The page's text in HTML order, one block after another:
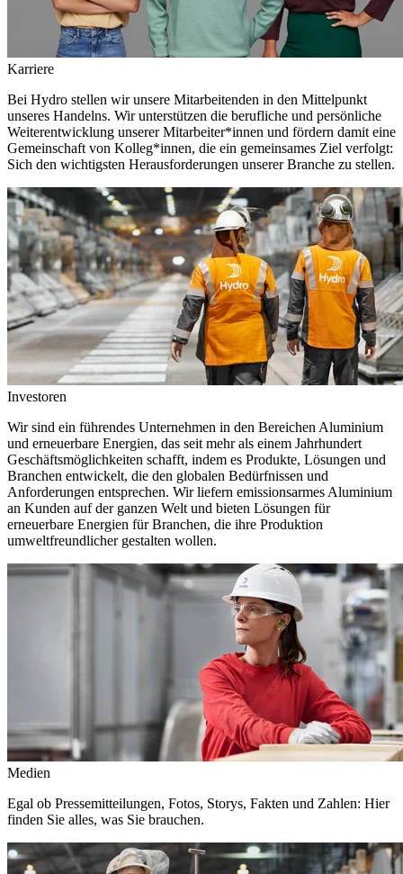
Karriere
Bei Hydro stellen wir unsere Mitarbeitenden in den Mittelpunkt
unseres Handelns. Wir unterstützen die berufliche und persönliche
Weiterentwicklung unserer Mitarbeiter*innen und fördern damit eine
Gemeinschaft von Kolleg*innen, die ein gemeinsames Ziel verfolgt:
Sich den wichtigsten Herausforderungen unserer Branche zu stellen.
Investoren
Wir sind ein führendes Unternehmen in den Bereichen Aluminium
und erneuerbare Energien, das seit mehr als einem Jahrhundert
Geschäftsmöglichkeiten schafft, indem es Produkte, Lösungen und
Branchen entwickelt, die den globalen Bedürfnissen und
Anforderungen entsprechen. Wir liefern emissionsarmes Aluminium
an Kunden auf der ganzen Welt und bieten Lösungen für
erneuerbare Energien für Branchen, die ihre Produktion
umweltfreundlicher gestalten wollen.
Medien
Egal ob Pressemitteilungen, Fotos, Storys, Fakten und Zahlen: Hier
finden Sie alles, was Sie brauchen.